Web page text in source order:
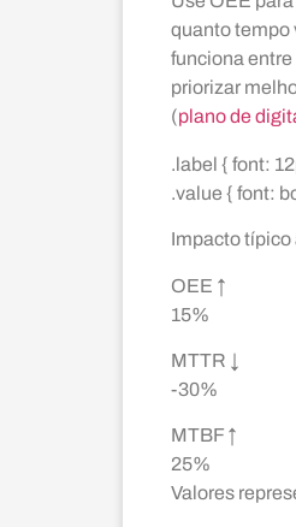
quanto tempo
funciona
priorizar
(plano de
.label { font:
.value { font:
Impacto típico
OEE ↑
15%
MTTR ↓
-30%
MTBF ↑
25%
Valores